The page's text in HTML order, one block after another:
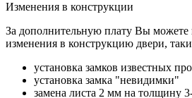
Изменения в конструкции
За дополнительную плату Вы
изменения в конструкцию двери,
установка замков известных
установка замка "невидимки"
замена листа 2 мм на толщину